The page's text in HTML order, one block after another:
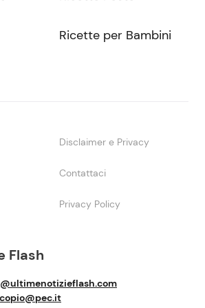
Flash
Ricette per Bambini
Disclaimer e Privacy
Contattaci
Privacy Policy